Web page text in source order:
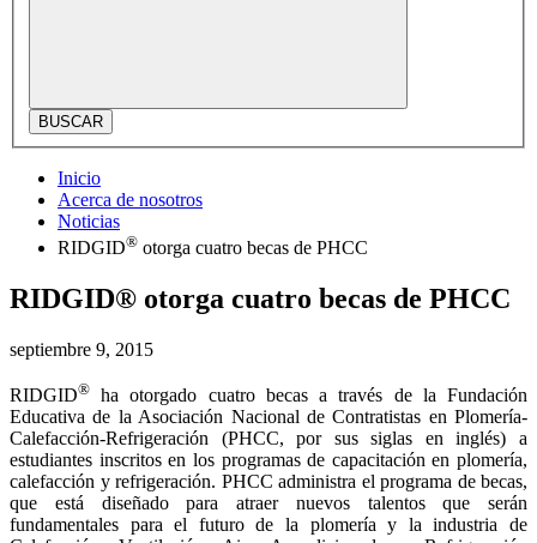
BUSCAR
Inicio
Acerca de nosotros
Noticias
RIDGID® otorga cuatro becas de PHCC
RIDGID® otorga cuatro becas de PHCC
septiembre 9, 2015
RIDGID® ha otorgado cuatro becas a través de la Fundación
Educativa de la Asociación Nacional de Contratistas en Plomería-
Calefacción-Refrigeración (PHCC, por sus siglas en inglés) a
estudiantes inscritos en los programas de capacitación en plomería,
calefacción y refrigeración. PHCC administra el programa de becas,
que está diseñado para atraer nuevos talentos que serán
fundamentales para el futuro de la plomería y la industria de